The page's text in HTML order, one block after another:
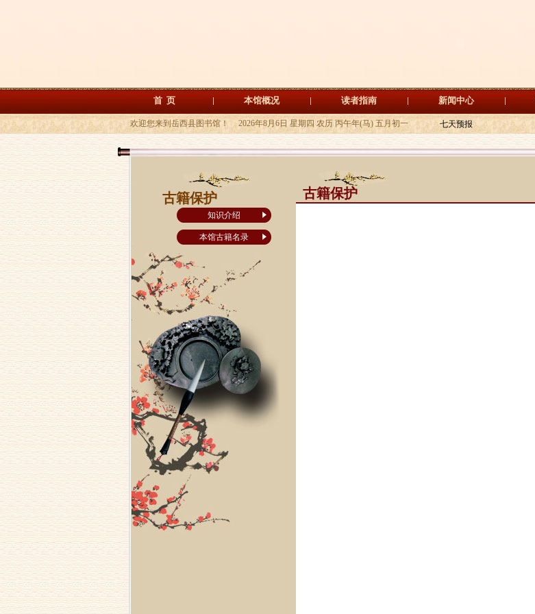
首 页 本馆概况 读者指南 新闻中心
欢迎您来到岳西县图书馆！ 2026年8月6日 星期四 农历 丙午年(马) 五月初一
古籍保护
知识介绍
本馆古籍名录
古籍保护